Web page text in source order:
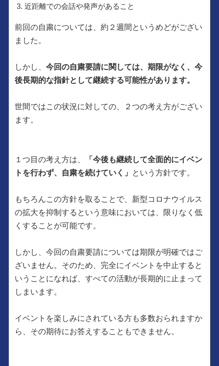
近距離での会話や発声があること
前回の自粛については、約２週間というめどがござい
ました。
しかし、今回の自粛要請に関しては、期限がなく、今
後長期的な指針として継続する可能性があります。
世間ではこの状況に対しての、２つの考え方がござい
ます。
１つ目の考え方は、
「今後も継続して全面的にイベン
トを行わず、自粛を続けていく」
という方針です。
もちろんこの方針を取ることで、新型コロナウイルス
の拡大を抑制するという意味においては、限りなく低
くすることが可能です。
しかし、今回の自粛要請については期限が明確ではご
ざいません。そのため、完全にイベントを中止すると
いうことになれば、すべての活動が長期的に止まって
しまいます。
イベントを楽しみにされている方も多数おられますか
ら、その期待にお答えすることもできません。